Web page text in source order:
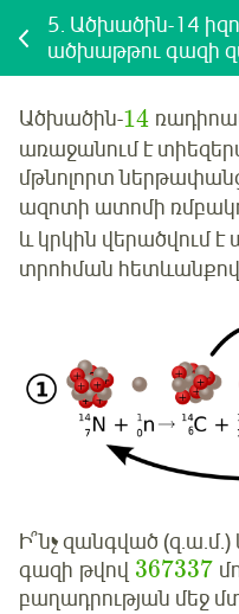
5. Ածխածին-14
ածխաթթու գազի
Ածխածին-14
առաջանում է
մթնոլորտ
ազոտի ատոմի
և կրկին վերածվում
տրոհման հետևանքով
Ի՞նչ զանգված
գազի թվով 367337
բաղադրության մեջ